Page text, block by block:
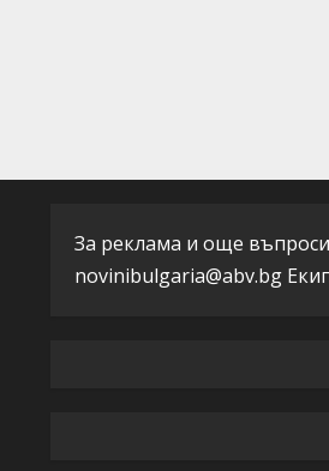
a
d
i
За реклама и още
novinibulgaria@abv.bg